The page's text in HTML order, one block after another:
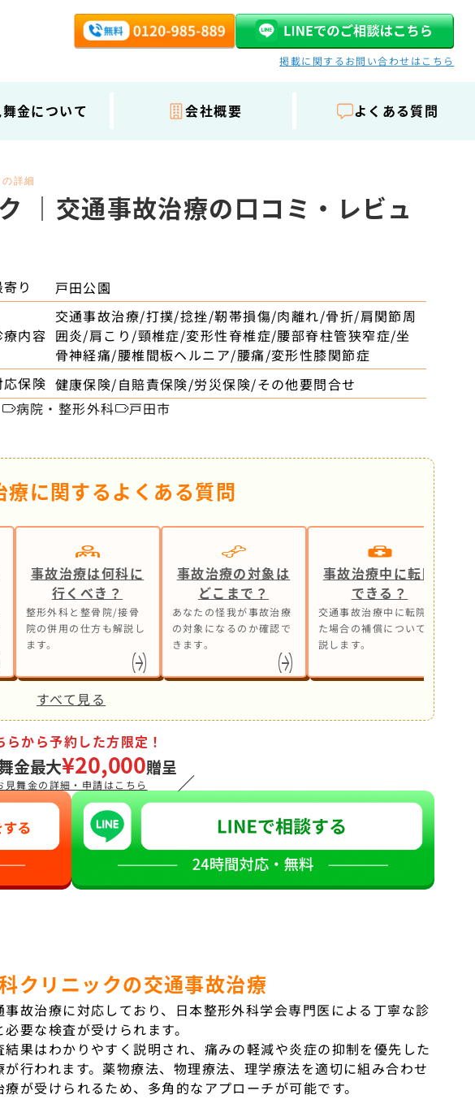
掲載に関するお問い合わせはこちら
金について 会社概要 よくある質問
詳細
｜交通事故治療の口コミ・レビュ
り 戸田公園
療内容
交通事故治療/打撲/捻挫/靭帯損傷/肉離れ/骨折/肩関節周
囲炎/肩こり/頸椎症/変形性脊椎症/腰部脊柱管狭窄症/坐
骨神経痛/腰椎間板ヘルニア/腰痛/変形性膝関節症
応保険 健康保険/自賠責保険/労災保険/その他要問合せ
病院・整形外科
戸田市
療に関するよくある質問
事故治療は何科に
行くべき？
整形外科と整骨院/接骨
院の併用の仕方も解説し
ます。
事故治療の対象は
どこまで？
あなたの怪我が事故治療
の対象になるのか確認で
きます。
事故治療中に転院
できる？
交通事故治療中に転院し
た場合の補償について解
説します。
すべて見る
らから予約した方限定！
金最大¥20,000贈呈
見舞金の詳細・申請はこちら ／
クリニックの交通事故治療
事故治療に対応しており、日本整形外科学会専門医による丁寧な診
必要な検査が受けられます。
結果はわかりやすく説明され、痛みの軽減や炎症の抑制を優先した
が行われます。薬物療法、物理療法、理学療法を適切に組み合わせ
療が受けられるため、多角的なアプローチが可能です。